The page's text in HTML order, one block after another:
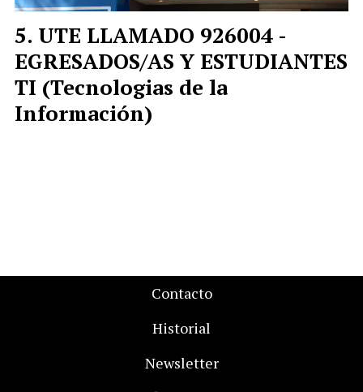
UTE LLAMADO 926004 -
EGRESADOS/AS Y ESTUDIANTES
TI (Tecnologias de la
Información)
Contacto
Historial
Newsletter